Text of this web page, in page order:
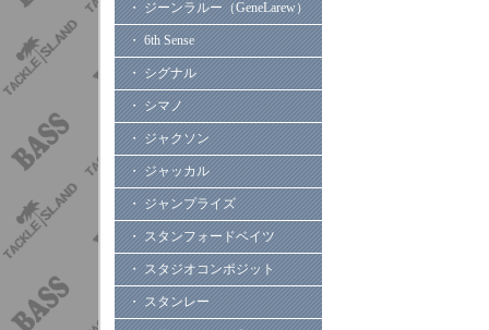
・ ジーンラルー（GeneLarew）
・ 6th Sense
・ シグナル
・ シマノ
・ ジャクソン
・ ジャッカル
・ ジャンプライズ
・ スタンフォードベイツ
・ スタジオコンポジット
・ スタンレー